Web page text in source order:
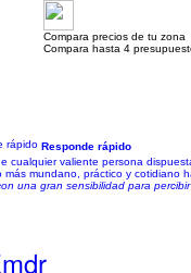
Compara precios de tu zona
Compara hasta 4
Responde rápido
valiente persona
mundano, práctico y
una gran sensibilidad para